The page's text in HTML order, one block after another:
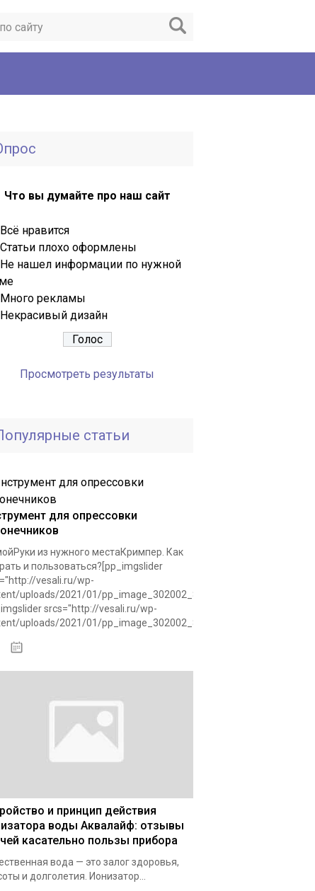
Что вы думайте про наш сайт
Всё нравится
Статьи плохо оформлены
Не нашел информации по нужной
Много рекламы
Некрасивый дизайн
Просмотреть результаты
статьи
для опрессовки
из нужного местаКримпер. Как
и пользоваться?[pp_imgslider
vesali.ru/wp-
uploads/2021/01/pp_image_302002_8r8slafvntkrimper.jpg"]
srcs="http://vesali.ru/wp-
uploads/2021/01/
и принцип действия
воды Аквалайф: отзывы
касательно пользы прибора
вода — это залог здоровья,
и долголетия. Ионизатор...